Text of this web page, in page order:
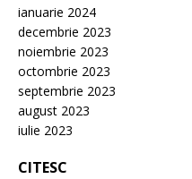
ianuarie 2024
decembrie 2023
noiembrie 2023
octombrie 2023
septembrie 2023
august 2023
iulie 2023
CITESC